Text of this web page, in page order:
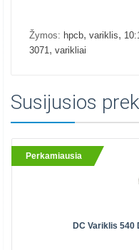
Žymos: hpcb, variklis,
3071, varikliai
Susijusios
Perkamiausia
DC Variklis 540